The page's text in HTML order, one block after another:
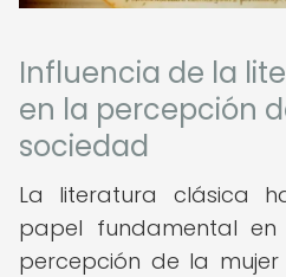
Influencia de la
en la percepción
sociedad
La literatura clásica
papel fundamental
percepción de la